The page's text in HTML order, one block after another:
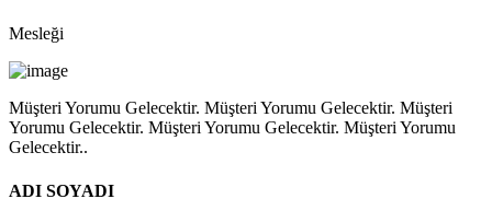
Mesleği
Müşteri Yorumu Gelecektir. Müşteri Yorumu Gelecektir. Müşteri
Yorumu Gelecektir. Müşteri Yorumu Gelecektir. Müşteri Yorumu
Gelecektir..
ADI SOYADI